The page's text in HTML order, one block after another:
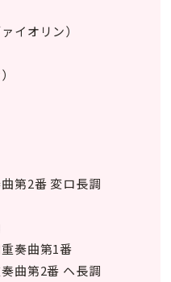
イオリン）
第2番 変ロ長調
奏曲第1番
曲第2番 ヘ長調